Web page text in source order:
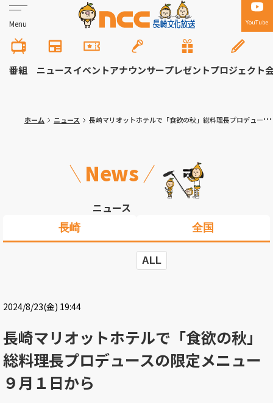
Menu YouTube
番組 ニュースイベントアナウンサープレゼントプロジェクト
ホーム ニュース 長崎マリオットホテルで「食欲の秋」総料理長プロデュースの限定メニュー９月１日から
News
ニュース
長崎 全国
ALL
2024/8/23(金) 19:44
長崎マリオットホテルで「食欲の秋」
総料理長プロデュースの限定メニュー
９月１日から